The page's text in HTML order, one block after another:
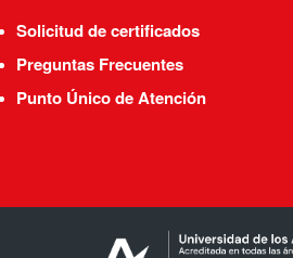
Solicitud de certificados
Preguntas Frecuentes
Punto Único de Atención